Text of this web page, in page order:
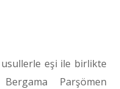
eşi ile birlikte
Parşömen